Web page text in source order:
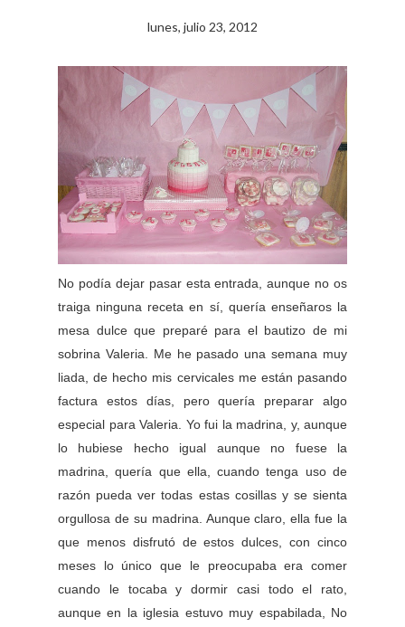
lunes, julio 23, 2012
No podía dejar pasar esta entrada, aunque no os
traiga ninguna receta en sí, quería enseñaros la
mesa dulce que preparé para el bautizo de mi
sobrina Valeria. Me he pasado una semana muy
liada, de hecho mis cervicales me están pasando
factura estos días, pero quería preparar algo
especial para Valeria. Yo fui la madrina, y, aunque
lo hubiese hecho igual aunque no fuese la
madrina, quería que ella, cuando tenga uso de
razón pueda ver todas estas cosillas y se sienta
orgullosa de su madrina. Aunque claro, ella fue la
que menos disfrutó de estos dulces, con cinco
meses lo único que le preocupaba era comer
cuando le tocaba y dormir casi todo el rato,
aunque en la iglesia estuvo muy espabilada, No